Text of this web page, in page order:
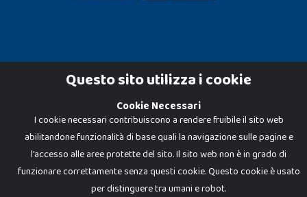
Dadi e Mattoncini è un brand di Giocabene Srl. Ogni riproduzione o utilizzo non
espressamente autorizzato è severamente vietato. Tutti i loghi, marchi,
brand elencati nel presente shop sono di proprietà dei rispettivi titolari.
I prezzi e le promozioni pubblicate potrebbero differire da quanto esposto in
negozio.
Giocabene Srl - via della Posta 8, 20123 Milano (MI)
P.IVA 02608090425 - REA AN201199 - C.S. 10.000 i.v.
Questo sito utilizza i cookie
Cookie Necessari
I cookie necessari contribuiscono a rendere fruibile il sito web
abilitandone funzionalità di base quali la navigazione sulle pagine e
l'accesso alle aree protette del sito. Il sito web non è in grado di
funzionare correttamente senza questi cookie. Questo cookie è usato
per distinguere tra umani e robot.